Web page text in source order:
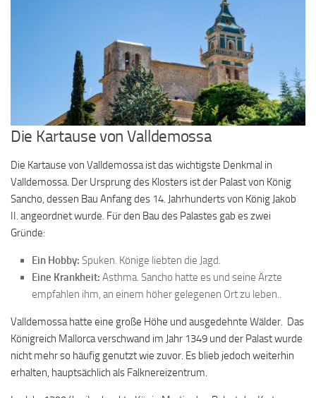
Die Kartause von Valldemossa
Die Kartause von Valldemossa ist das wichtigste Denkmal in
Valldemossa. Der Ursprung des Klosters ist der Palast von König
Sancho, dessen Bau Anfang des 14. Jahrhunderts von König Jakob
II. angeordnet wurde. Für den Bau des Palastes gab es zwei
Gründe:
Ein Hobby: Spuken. Könige liebten die Jagd.
Eine Krankheit: Asthma. Sancho hatte es und seine Ärzte
empfahlen ihm, an einem höher gelegenen Ort zu leben..
Valldemossa hatte eine große Höhe und ausgedehnte Wälder. Das
Königreich Mallorca verschwand im Jahr 1349 und der Palast wurde
nicht mehr so ​​häufig genutzt wie zuvor. Es blieb jedoch weiterhin
erhalten, hauptsächlich als Falknereizentrum.